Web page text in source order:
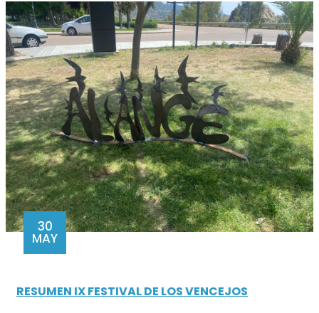
30
MAY
RESUMEN IX FESTIVAL DE LOS VENCEJOS